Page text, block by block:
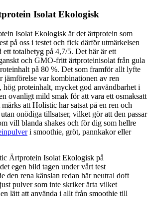
Isolat Ekologisk
Isolat Ekologisk är det ärtprotein som
på oss i testet och fick därför utmärkelsen
ett totalbetyg på 4,7/5. Det här är ett
och GMO-fritt ärtproteinisolat från gula
på 80 %. Det som framför allt lyfte
jämförelse var kombinationen av ren
hög proteinhalt, mycket god användbarhet i
ovanligt mild smak för att vara ett osmaksatt
att Holistic har satsat på en ren och
onödiga tillsatser, vilket gör att den passar
vill blanda shakes och för dig som hellre
i smoothie, gröt, pannkakor eller
den rena känslan redan här neutral doft
pulver som inte skriker ärta vilket
lätt att använda i allt från smoothie till